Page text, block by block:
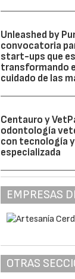
Unleashed by
convocatoria
start-ups que
transformando
cuidado de las
Centauro y
odontología
con tecnología
especializada
EMPRESAS
OTRAS